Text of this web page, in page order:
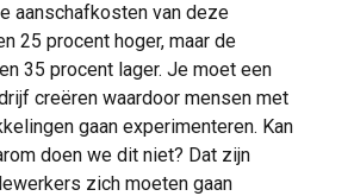
aanschafkosten van deze
25 procent hoger, maar de
35 procent lager. Je moet een
creëren waardoor mensen met
gaan experimenteren. Kan
doen we dit niet? Dat zijn
zich moeten gaan